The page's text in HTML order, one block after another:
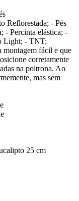
Reflorestada; - Pés
- Percinta elástica; -
Light; - TNT;
montagem fácil e que
corretamente
na poltrona. Ao
mas sem
25 cm